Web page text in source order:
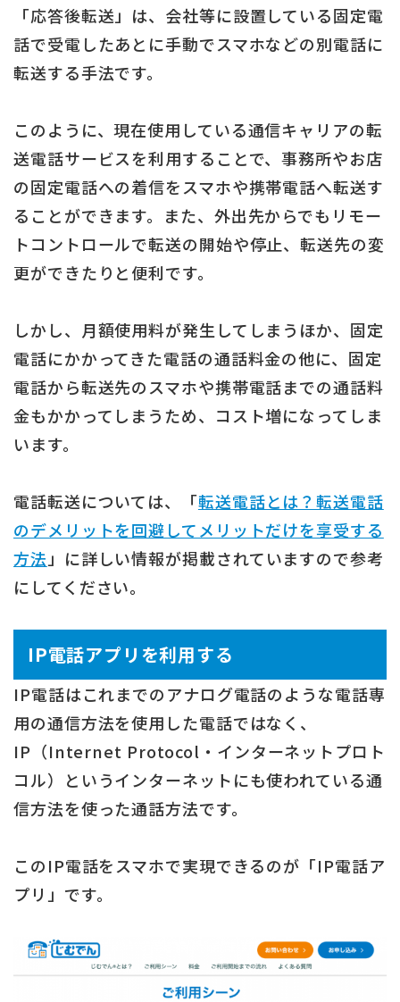
「応答後転送」は、会社等に設置している固定電
話で受電したあとに手動でスマホなどの別電話に
転送する手法です。
このように、現在使用している通信キャリアの転
送電話サービスを利用することで、事務所やお店
の固定電話への着信をスマホや携帯電話へ転送す
ることができます。また、外出先からでもリモー
トコントロールで転送の開始や停止、転送先の変
更ができたりと便利です。
しかし、月額使用料が発生してしまうほか、固定
電話にかかってきた電話の通話料金の他に、固定
電話から転送先のスマホや携帯電話までの通話料
金もかかってしまうため、コスト増になってしま
います。
電話転送については、「転送電話とは？転送電話
のデメリットを回避してメリットだけを享受する
方法 」に詳しい情報が掲載されていますので参考
にしてください。
IP電話アプリを利用する
IP電話はこれまでのアナログ電話のような電話専
用の通信方法を使用した電話ではなく、
IP（Internet Protocol・インターネットプロト
コル）というインターネットにも使われている通
信方法を使った通話方法です。
このIP電話をスマホで実現できるのが「IP電話ア
プリ」です。